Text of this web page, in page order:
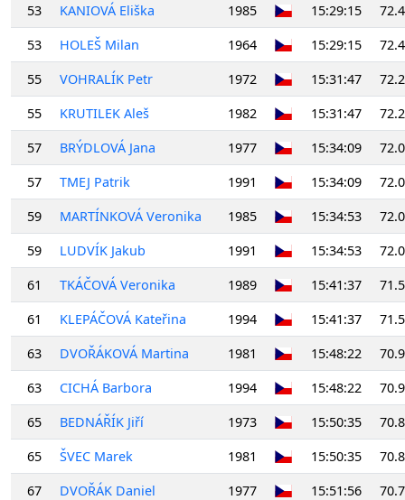
53
KANIOVÁ Eliška 1985 15:29:15
53
HOLEŠ Milan 1964 15:29:15
55
VOHRALÍK Petr 1972 15:31:47
55
KRUTILEK Aleš 1982 15:31:47
57
BRÝDLOVÁ Jana 1977 15:34:09
57
TMEJ Patrik 1991 15:34:09
59
MARTÍNKOVÁ Veronika 1985 15:34:53
59
LUDVÍK Jakub 1991 15:34:53
61
TKÁČOVÁ Veronika 1989 15:41:37
61
KLEPÁČOVÁ Kateřina 1994 15:41:37
63
DVOŘÁKOVÁ Martina 1981 15:48:22
63
CICHÁ Barbora 1994 15:48:22
65
BEDNÁŘÍK Jiří 1973 15:50:35
65
ŠVEC Marek 1981 15:50:35
67
DVOŘÁK Daniel 1977 15:51:56